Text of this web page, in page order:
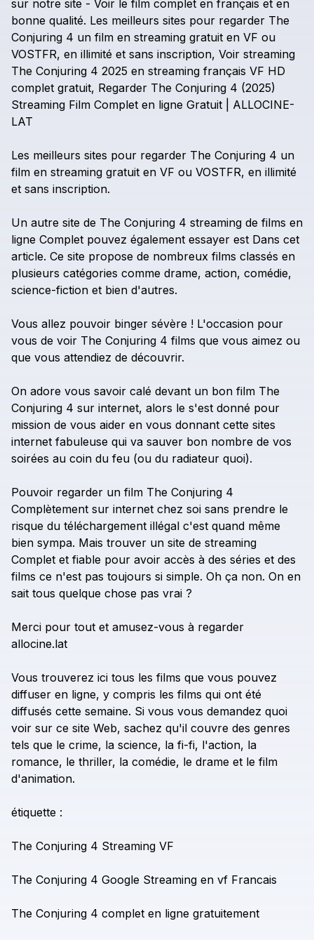
sur notre site - Voir le film complet en français et en
bonne qualité. Les meilleurs sites pour regarder The
Conjuring 4 un film en streaming gratuit en VF ou
VOSTFR, en illimité et sans inscription, Voir streaming
The Conjuring 4 2025 en streaming français VF HD
complet gratuit, Regarder The Conjuring 4 (2025)
Streaming Film Complet en ligne Gratuit
ALLOCINE-
LAT
Les meilleurs sites pour regarder The Conjuring 4 un
film en streaming gratuit en VF ou VOSTFR, en illimité
et sans inscription.
Un autre site de The Conjuring 4 streaming de films en
ligne Complet pouvez également essayer est Dans cet
article. Ce site propose de nombreux films classés en
plusieurs catégories comme drame, action, comédie,
science-fiction et bien d'autres.
Vous allez pouvoir binger sévère ! L'occasion pour
vous de voir The Conjuring 4 films que vous aimez ou
que vous attendiez de découvrir.
On adore vous savoir calé devant un bon film The
Conjuring 4 sur internet, alors le s'est donné pour
mission de vous aider en vous donnant cette sites
internet fabuleuse qui va sauver bon nombre de vos
soirées au coin du feu (ou du radiateur quoi).
Pouvoir regarder un film The Conjuring 4
Complètement sur internet chez soi sans prendre le
risque du téléchargement illégal c'est quand même
bien sympa. Mais trouver un site de streaming
Complet et fiable pour avoir accès à des séries et des
films ce n'est pas toujours si simple. Oh ça non. On en
sait tous quelque chose pas vrai ?
Merci pour tout et amusez-vous à regarder
allocine.lat
Vous trouverez ici tous les films que vous pouvez
diffuser en ligne, y compris les films qui ont été
diffusés cette semaine. Si vous vous demandez quoi
voir sur ce site Web, sachez qu'il couvre des genres
tels que le crime, la science, la fi-fi, l'action, la
romance, le thriller, la comédie, le drame et le film
d'animation.
étiquette :
The Conjuring 4 Streaming VF
The Conjuring 4 Google Streaming en vf Francais
The Conjuring 4 complet en ligne gratuitement